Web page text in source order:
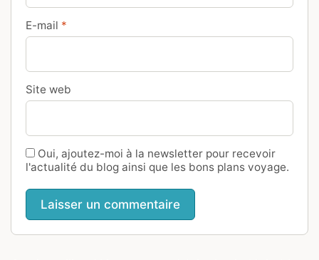
E-mail *
Site web
Oui, ajoutez-moi à la newsletter pour recevoir
l'actualité du blog ainsi que les bons plans voyage.